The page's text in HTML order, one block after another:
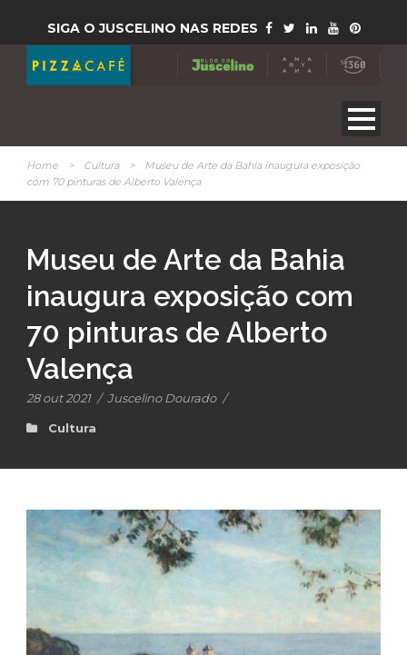
SIGA O JUSCELINO NAS REDES
Home > Cultura >
Museu de Arte da Bahia inaugura exposição
com 70 pinturas de Alberto Valença
Museu de Arte da Bahia
inaugura exposição com
70 pinturas de Alberto
Valença
28 out 2021 / Juscelino Dourado /
Cultura